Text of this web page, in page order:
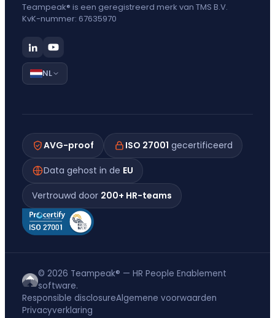
Teampeak® is een geregistreerd merk van TMS B.V.
KvK-nummer: 67635970
NL
AVG-proof ISO 27001 gecertificeerd
Data gehost in de EU
Vertrouwd door 200+ HR-teams
© 2026 Teampeak® — HR People Enablement
software.
Responsible disclosureAlgemene voorwaarden
Privacyverklaring